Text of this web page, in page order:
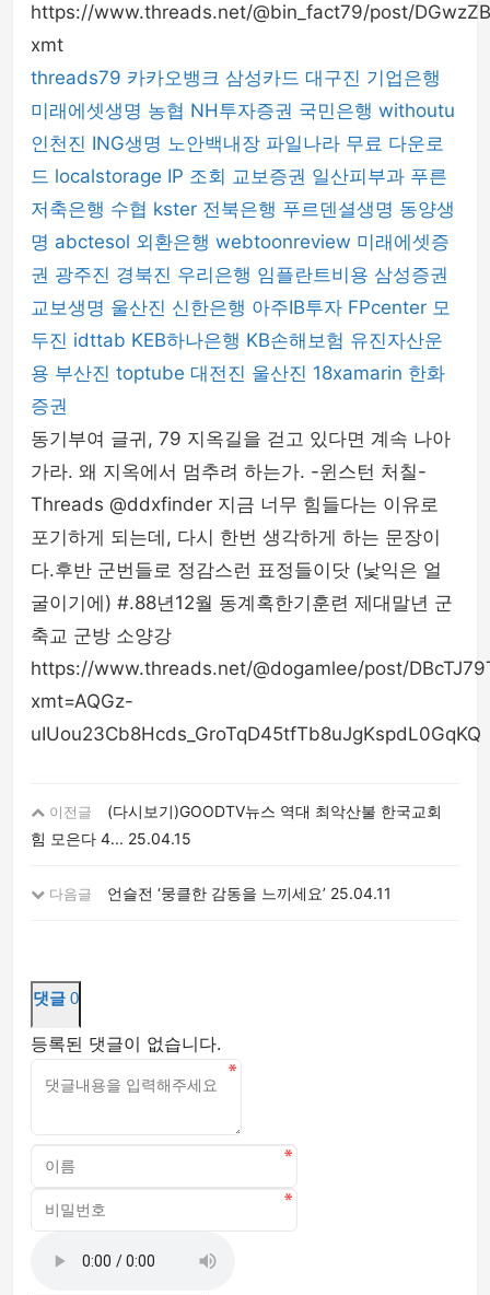
https://www.threads.net/@bin_fact79/post/
xmt
threads79 카카오뱅크 삼성카드 대구진 기업은행
미래에셋생명 농협 NH투자증권 국민은행 withoutu
인천진 ING생명 노안백내장 파일나라 무료 다운로
드 localstorage IP 조회 교보증권 일산피부과 푸른
저축은행 수협 kster 전북은행 푸르덴셜생명 동양생
명 abctesol 외환은행 webtoonreview 미래에셋증
권 광주진 경북진 우리은행 임플란트비용 삼성증권
교보생명 울산진 신한은행 아주IB투자 FPcenter 모
두진 idttab KEB하나은행 KB손해보험 유진자산운
용 부산진 toptube 대전진 울산진 18xamarin 한화
증권
동기부여 글귀, 79 지옥길을 걷고 있다면 계속 나아
가라. 왜 지옥에서 멈추려 하는가. -윈스턴 처칠-
Threads @ddxfinder 지금 너무 힘들다는 이유로
포기하게 되는데, 다시 한번 생각하게 하는 문장이
다.후반 군번들로 정감스런 표정들이닷 (낯익은 얼
굴이기에) #.88년12월 동계혹한기훈련 제대말년 군
축교 군방 소양강
https://www.threads.net/@dogamlee/post/
xmt=AQGz-
uIUou23Cb8Hcds_GroTqD45tfTb8uJgKspdL0GqKQ
이전글
(다시보기)GOODTV뉴스 역대 최악산불 한국교회
힘 모은다 4... 25.04.15
다음글 언슬전 ‘뭉클한 감동을 느끼세요’ 25.04.11
댓글 0
등록된 댓글이 없습니다.